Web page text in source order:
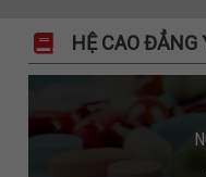
HỆ CAO ĐẲNG